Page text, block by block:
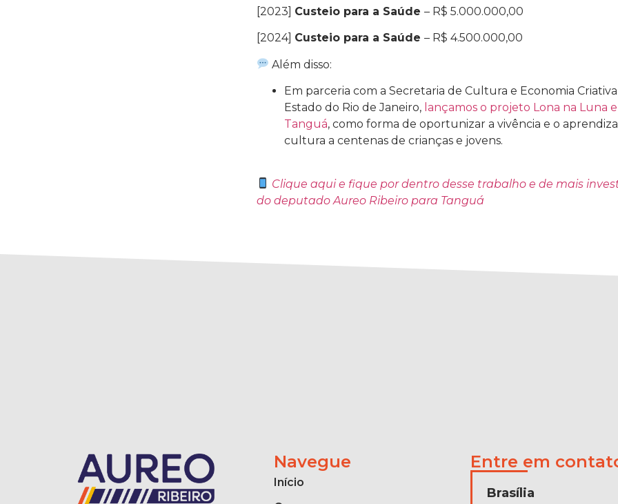
[2023] Custeio para a Saúde – R$ 5.000.000,00
[2024] Custeio para a Saúde – R$ 4.500.000,00
Além disso:
Em parceria com a Secretaria de Cultura e Economia
Estado do Rio de Janeiro, lançamos o projeto Lona na Luna
Tanguá, como forma de oportunizar a vivência e o
cultura a centenas de crianças e jovens.
Clique aquie fique por dentro desse trabalho e de mais
do deputado Aureo Ribeiro para Tanguá
Navegue
Início
Entre em
Brasília